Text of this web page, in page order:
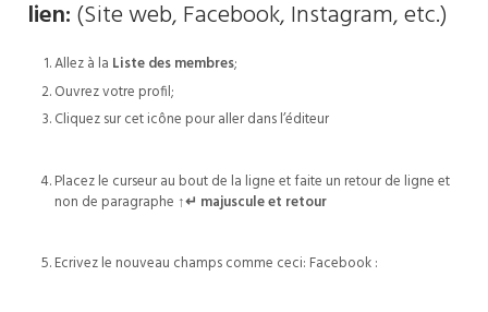
lien: (Site web, Facebook, Instagram, etc.)
Allez à la Liste des membres;
Ouvrez votre profil;
Cliquez sur cet icône pour aller dans l’éditeur
Placez le curseur au bout de la ligne et faite un retour de ligne et
non de paragraphe ↑↵ majuscule et retour
Ecrivez le nouveau champs comme ceci: Facebook :